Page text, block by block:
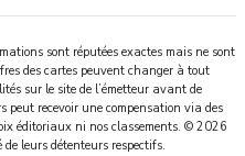
sont réputées exactes mais ne sont
des cartes peuvent changer à tout
sur le site de l’émetteur avant de
peut recevoir une compensation via des
éditoriaux ni nos classements. © 2026
leurs détenteurs respectifs.